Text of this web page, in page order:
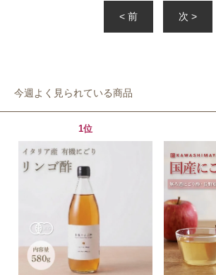
< 前 次 >
今週よく見られている商品
1位